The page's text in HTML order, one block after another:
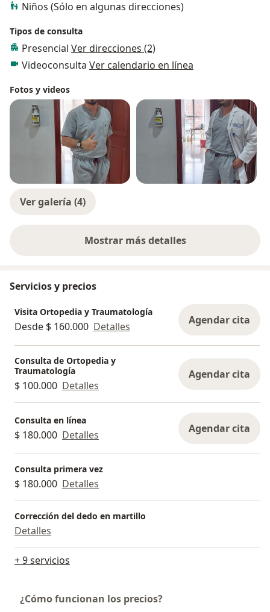
Niños (Sólo en algunas direcciones)
Tipos de consulta
Presencial Ver direcciones (2)
Videoconsulta Ver calendario en línea
Fotos y videos
Ver galería (4)
Mostrar más detalles
sobre la experiencia
Servicios y precios
Visita Ortopedia y Traumatología
Desde $ 160.000 Detalles Agendar cita
Consulta de Ortopedia y
Traumatología
$ 100.000 Detalles
Agendar cita
Consulta en línea
$ 180.000 Detalles Agendar cita
Consulta primera vez
$ 180.000 Detalles
Corrección del dedo en martillo
Detalles
+ 9 servicios
¿Cómo funcionan los precios?